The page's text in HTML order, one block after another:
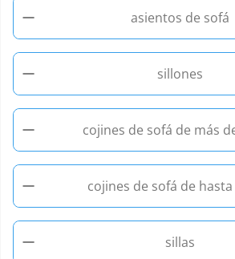
− asientos de sofá
−
sillones
−
cojines de sofá de más
−
cojines de sofá de
−
sillas